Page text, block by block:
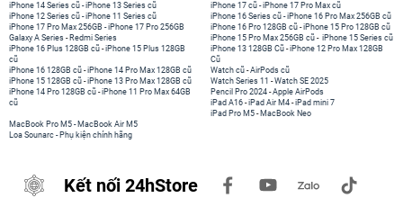
iPhone 14 Series cũ -iPhone 13 Series cũ
iPhone 12 Series cũ -iPhone 11 Series cũ
iPhone 17 Pro Max 256GB -iPhone 17 Pro 256GB
Galaxy A Series - Redmi Series
iPhone 17 cũ -iPhone 17 Pro Max cũ
iPhone 16 Series cũ - iPhone 16 Pro Max 256GB cũ
iPhone 16 Pro 128GB cũ -iPhone 15 Pro 128GB cũ
iPhone 15 Pro Max 256GB cũ - iPhone 15 Series cũ
iPhone 16 Plus 128GB cũ -iPhone 15 Plus 128GB
cũ
iPhone 16 128GB cũ -iPhone 14 Pro Max 128GB cũ
iPhone 15 128GB cũ -iPhone 13 Pro Max 128GB cũ
iPhone 14 Pro 128GB cũ -iPhone 11 Pro Max 64GB
cũ
iPhone 13 128GB Cũ -iPhone 12 Pro Max 128GB
Cũ
Watch cũ -AirPods cũ
Watch Series 11 -Watch SE 2025
Pencil Pro 2024 -Apple AirPods
iPad A16 -iPad Air M4 -iPad mini 7
iPad Pro M5 - MacBook Neo
MacBook Pro M5 - MacBook Air M5
Loa Sounarc - Phụ kiện chính hãng
Kết nối 24hStore